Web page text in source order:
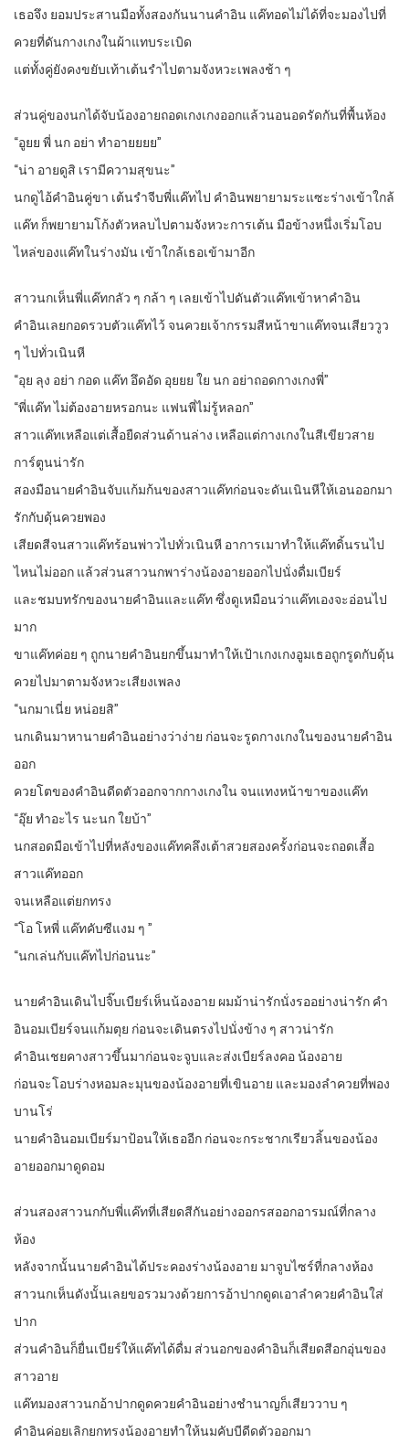
เธอจึง ยอมประสานมือทั้งสองกันนานคำอิน แค๊ทอดไม่ได้ที่จะมองไปที่
ควยที่ดันกางเกงในผ้าแทบระเบิด
แต่ทั้งคู่ยังคงขยับเท้าเต้นรำไปตามจังหวะเพลงช้า ๆ
ส่วนคู่ของนกได้จับน้องอายถอดเกงเกงออกแล้วนอนอดรัดกันที่พื้นห้อง
“อูยย พี่ นก อย่า ทำอายยยย”
“น่า อายดูสิ เรามีความสุขนะ”
นกดูไอ้คำอินคู่ขา เต้นรำจีบพี่แค๊ทไป คำอินพยายามระแซะร่างเข้าใกล้
แค๊ท ก็พยายามโก้งตัวหลบไปตามจังหวะการเต้น มือข้างหนึ่งเริ่มโอบ
ไหล่ของแค๊ทในร่างมัน เข้าใกล้เธอเข้ามาอีก
สาวนกเห็นพี่แค๊ทกลัว ๆ กล้า ๆ เลยเข้าไปดันตัวแค๊ทเข้าหาคำอิน
คำอินเลยกอดรวบตัวแค๊ทไว้ จนควยเจ้ากรรมสีหน้าขาแค๊ทจนเสียววูว
ๆ ไปทั่วเนินหี
“อุย ลุง อย่า กอด แค๊ท อึดอัด อุยยย ใย นก อย่าถอดกางเกงพี่”
“พี่แค๊ท ไม่ต้องอายหรอกนะ แฟนพี่ไม่รู้หลอก”
สาวแค๊ทเหลือแต่เสื้อยืดส่วนด้านล่าง เหลือแต่กางเกงในสีเขียวสาย
การ์ตูนน่ารัก
สองมือนายคำอินจับแก้มก้นของสาวแค๊ทก่อนจะดันเนินหีให้เอนออกมา
รักกับดุ้นควยพอง
เสียดสีจนสาวแค๊ทร้อนพ่าวไปทั่วเนินหี อาการเมาทำให้แค๊ทดิ้นรนไป
ไหนไม่ออก แล้วส่วนสาวนกพาร่างน้องอายออกไปนั่งดื่มเบียร์
และชมบทรักของนายคำอินและแค๊ท ซึ่งดูเหมือนว่าแค๊ทเองจะอ่อนไป
มาก
ขาแค๊ทค่อย ๆ ถูกนายคำอินยกขึ้นมาทำให้เป้าเกงเกงอูมเธอถูกรูดกับดุ้น
ควยไปมาตามจังหวะเสียงเพลง
“นกมาเนี่ย หน่อยสิ”
นกเดินมาหานายคำอินอย่างว่าง่าย ก่อนจะรูดกางเกงในของนายคำอิน
ออก
ควยโตของคำอินดีดตัวออกจากกางเกงใน จนแทงหน้าขาของแค๊ท
“อุ๊ย ทำอะไร นะนก ใยบ้า”
นกสอดมือเข้าไปที่หลังของแค๊ทคลึงเต้าสวยสองครั้งก่อนจะถอดเสื้อ
สาวแค๊ทออก
จนเหลือแต่ยกทรง
“โอ โหพี่ แค๊ทคับซีแงม ๆ ”
“นกเล่นกับแค๊ทไปก่อนนะ”
นายคำอินเดินไปจิ๊บเบียร์เห็นน้องอาย ผมม้าน่ารักนั่งรออย่างน่ารัก คำ
อินอมเบียร์จนแก้มตุย ก่อนจะเดินตรงไปนั่งข้าง ๆ สาวน่ารัก
คำอินเชยคางสาวขึ้นมาก่อนจะจูบและส่งเบียร์ลงคอ น้องอาย
ก่อนจะโอบร่างหอมละมุนของน้องอายที่เขินอาย และมองลำควยที่พอง
บานโร่
นายคำอินอมเบียร์มาป้อนให้เธออีก ก่อนจะกระชากเรียวลิ้นของน้อง
อายออกมาดูดอม
ส่วนสองสาวนกกับพี่แค๊ทที่เสียดสีกันอย่างออกรสออกอารมณ์ที่กลาง
ห้อง
หลังจากนั้นนายคำอินได้ประคองร่างน้องอาย มาจูบไซร์ที่กลางห้อง
สาวนกเห็นดังนั้นเลยขอรวมวงด้วยการอ้าปากดูดเอาลำควยคำอินใส่
ปาก
ส่วนคำอินก็ยื่นเบียร์ให้แค๊ทได้ดื่ม ส่วนอกของคำอินก็เสียดสีอกอุ่นของ
สาวอาย
แค๊ทมองสาวนกอ้าปากดูดควยคำอินอย่างชำนาญก็เสียววาบ ๆ
คำอินค่อยเลิกยกทรงน้องอายทำให้นมคับบีดีดตัวออกมา